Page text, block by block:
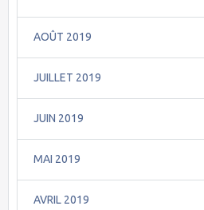
AOÛT 2019
JUILLET 2019
JUIN 2019
MAI 2019
AVRIL 2019